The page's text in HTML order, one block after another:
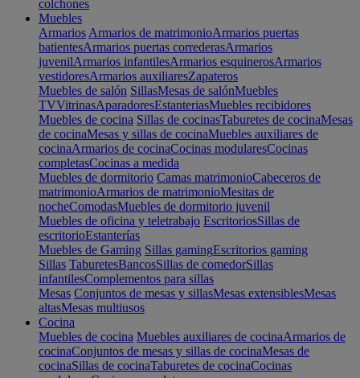
colchones
Muebles
Armarios Armarios de matrimonioArmarios puertas
batientesArmarios puertas correderasArmarios
juvenilArmarios infantilesArmarios esquinerosArmarios
vestidoresArmarios auxiliaresZapateros
Muebles de salón SillasMesas de salónMuebles
TVVitrinasAparadoresEstanteriasMuebles recibidores
Muebles de cocina Sillas de cocinasTaburetes de cocinaMesas
de cocinaMesas y sillas de cocinaMuebles auxiliares de
cocinaArmarios de cocinaCocinas modularesCocinas
completasCocinas a medida
Muebles de dormitorio Camas matrimonioCabeceros de
matrimonioArmarios de matrimonioMesitas de
nocheComodasMuebles de dormitorio juvenil
Muebles de oficina y teletrabajo EscritoriosSillas de
escritorioEstanterías
Muebles de Gaming Sillas gamingEscritorios gaming
Sillas TaburetesBancosSillas de comedorSillas
infantilesComplementos para sillas
Mesas Conjuntos de mesas y sillasMesas extensiblesMesas
altasMesas multiusos
Cocina
Muebles de cocina Muebles auxiliares de cocinaArmarios de
cocinaConjuntos de mesas y sillas de cocinaMesas de
cocinaSillas de cocinaTaburetes de cocinaCocinas